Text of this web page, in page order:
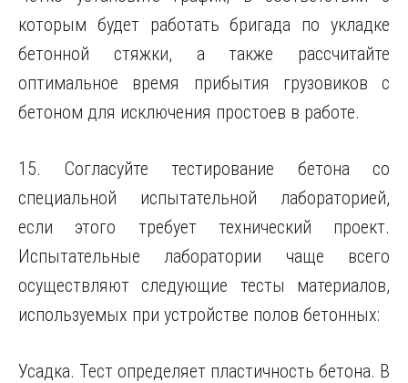
которым будет работать бригада по укладке
бетонной стяжки, а также рассчитайте
оптимальное время прибытия грузовиков с
бетоном для исключения простоев в работе.
15. Согласуйте тестирование бетона со
специальной испытательной лабораторией,
если этого требует технический проект.
Испытательные лаборатории чаще всего
осуществляют следующие тесты материалов,
используемых при устройстве полов бетонных:
Усадка. Тест определяет пластичность бетона. В